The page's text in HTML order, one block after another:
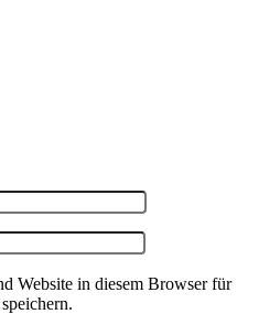
Website in diesem Browser für